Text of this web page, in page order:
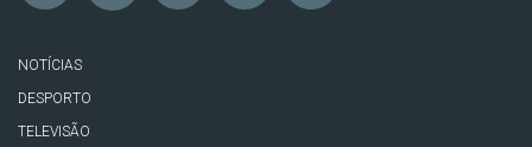
NOTÍCIAS
DESPORTO
TELEVISÃO